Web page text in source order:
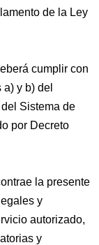
de la Ley
cumplir con
y b) del
Sistema de
por Decreto
la presente
y
autorizado,
y